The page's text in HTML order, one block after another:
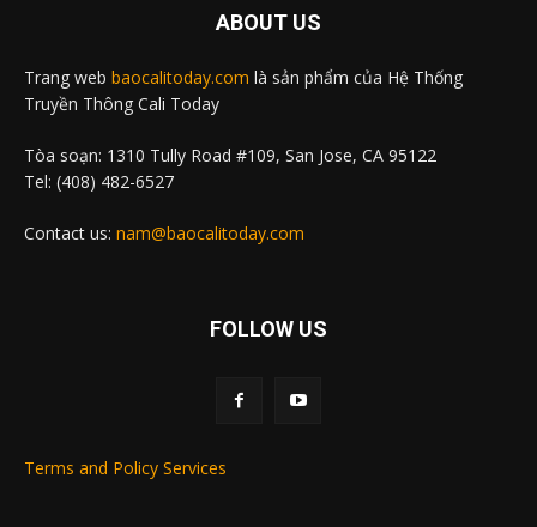
ABOUT US
Trang web baocalitoday.com là sản phẩm của Hệ Thống
Truyền Thông Cali Today
Tòa soạn: 1310 Tully Road #109, San Jose, CA 95122
Tel: (408) 482-6527
Contact us: nam@baocalitoday.com
FOLLOW US
Terms and Policy Services